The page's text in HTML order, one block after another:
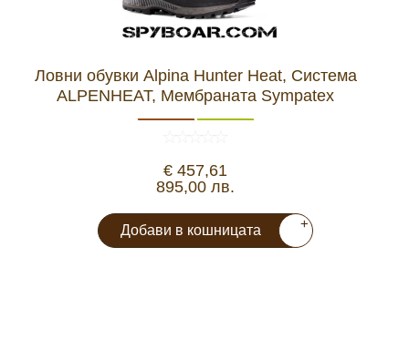
Ловни обувки Alpina Hunter Heat, Система
ALPENHEAT, Мембраната Sympatex
€ 457,61
895,00 лв.
Добави в кошницата +